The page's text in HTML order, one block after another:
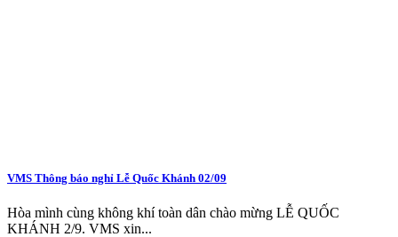
VMS Thông báo nghỉ Lễ Quốc Khánh 02/09
Hòa mình cùng không khí toàn dân chào mừng LỄ QUỐC
KHÁNH 2/9. VMS xin...